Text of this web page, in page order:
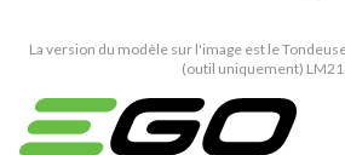
La version du modèle sur l'image est le
(outil uniquement)